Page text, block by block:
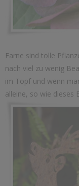
Farne sind tolle
nach viel zu wenig
im Topf und wenn
alleine, so wie dieses